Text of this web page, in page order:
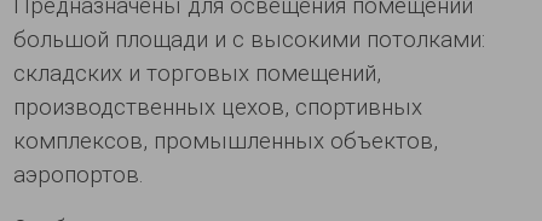
Предназначены для освещения помещений
большой площади и с высокими потолками:
складских и торговых помещений,
производственных цехов, спортивных
комплексов, промышленных объектов,
аэропортов.